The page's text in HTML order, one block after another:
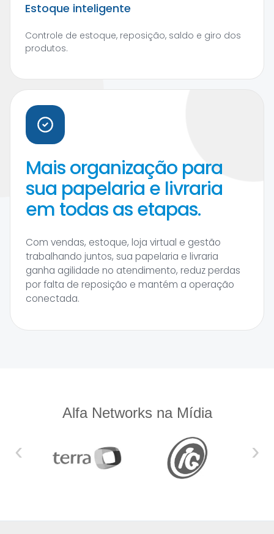
Estoque inteligente
Controle de estoque, reposição, saldo e giro dos
produtos.
Mais organização para
sua papelaria e livraria
em todas as etapas.
Com vendas, estoque, loja virtual e gestão
trabalhando juntos, sua papelaria e livraria
ganha agilidade no atendimento, reduz perdas
por falta de reposição e mantém a operação
conectada.
Alfa Networks na Mídia
‹ ›